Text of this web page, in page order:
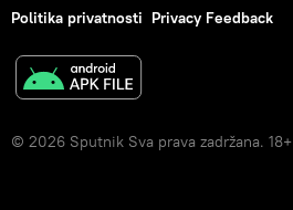
Politika privatnosti Privacy Feedback
© 2026 Sputnik Sva prava zadržana. 18+